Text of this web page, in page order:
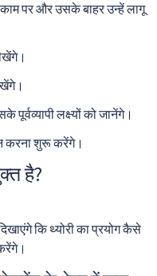
पर और उसके बाहर उन्हें लागू
लक्ष्यों को जानेंगे।
करना शुरू करेंगे।
है?
कि थ्योरी का प्रयोग कैसे